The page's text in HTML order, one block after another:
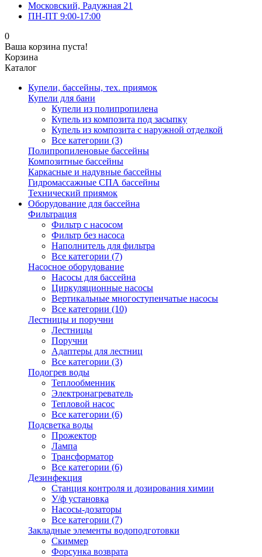
Московский, Радужная 21
ПН-ПТ 9:00-17:00
0
Ваша корзина пуста!
Корзина
Каталог
Купели, бассейны, тех. приямок
Купели для бани
Купели из полипропилена
Купель из композита под засыпку
Купель из композита с наружной отделкой
Все категории (3)
Полипропиленовые бассейны
Композитные бассейны
Каркасные и надувные бассейны
Гидромассажные СПА бассейны
Технический приямок
Оборудование для бассейна
Фильтрация
Фильтр с насосом
Фильтр без насоса
Наполнитель для фильтра
Все категории (7)
Насосное оборудование
Насосы для бассейна
Циркуляционные насосы
Вертикальные многоступенчатые насосы
Все категории (10)
Лестницы и поручни
Лестницы
Поручни
Адаптеры для лестниц
Все категории (3)
Подогрев воды
Теплообменник
Электронагреватель
Тепловой насос
Все категории (6)
Подсветка воды
Прожектор
Лампа
Трансформатор
Все категории (6)
Дезинфекция
Станция контроля и дозирования химии
У/ф установка
Насосы-дозаторы
Все категории (7)
Закладные элементы водоподготовки
Скиммер
Форсунка возврата